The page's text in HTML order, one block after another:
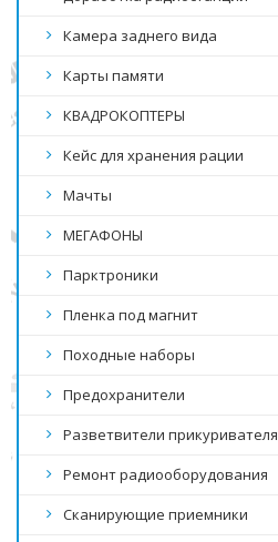
Камера заднего вида
Карты памяти
КВАДРОКОПТЕРЫ
Кейс для хранения рации
Мачты
МЕГАФОНЫ
Парктроники
Пленка под магнит
Походные наборы
Предохранители
Разветвители прикуривателя
Ремонт радиооборудования
Сканирующие приемники